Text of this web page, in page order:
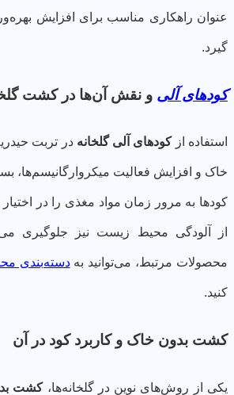
راهکاری مناسب برای افزایش بهره‌وری
آلی و نقش آن‌ها در کشت
از کودهای آلی گلخانهدر تربت حیدریه
و افزایش فعالیت میکروارگانیسم‌ها،
به مرور زمان مواد مغذی را در اختیار
آلودگی محیط زیست نیز جلوگیری
مرتبط، می‌توانید به دسته‌بندی
بدون خاک و کاربرد کود در آن
از روش‌های نوین در گلخانه‌ها،کشت بدون